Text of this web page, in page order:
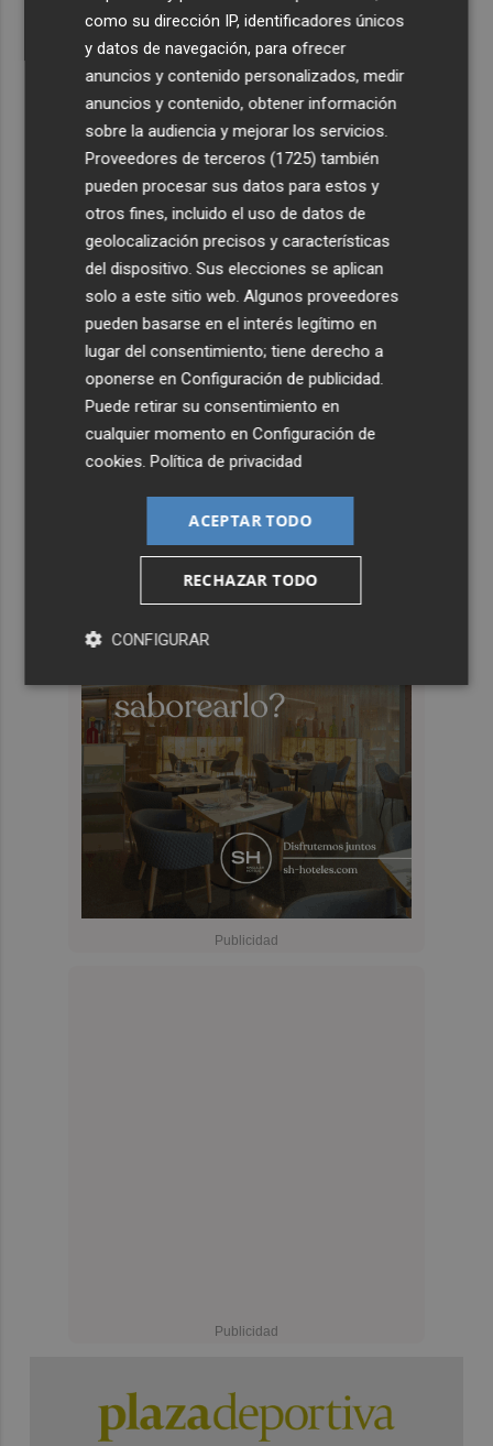
como su dirección IP, identificadores únicos
y datos de navegación, para ofrecer
anuncios y contenido personalizados, medir
anuncios y contenido, obtener información
sobre la audiencia y mejorar los servicios.
Proveedores de terceros (1725) también
pueden procesar sus datos para estos y
otros fines, incluido el uso de datos de
geolocalización precisos y características
del dispositivo. Sus elecciones se aplican
solo a este sitio web. Algunos proveedores
pueden basarse en el interés legítimo en
lugar del consentimiento; tiene derecho a
oponerse enConfiguración de publicidad.
Puede retirar su consentimiento en
cualquier momento enConfiguración de
cookies.Política de privacidad
ACEPTAR TODO
RECHAZAR TODO
CONFIGURAR